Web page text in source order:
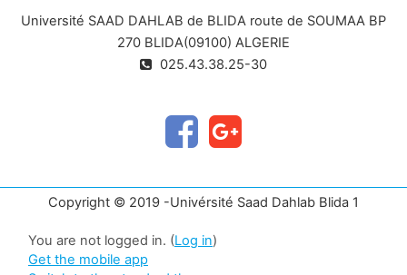
Université SAAD DAHLAB de BLIDA route de SOUMAA BP
270 BLIDA(09100) ALGERIE
025.43.38.25-30
Copyright © 2019 -Univérsité Saad Dahlab Blida 1
You are not logged in. (Log in)
Get the mobile app